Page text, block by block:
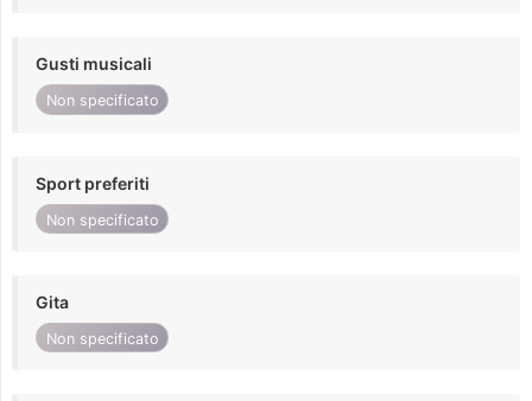
Gusti musicali
Non specificato
Sport preferiti
Non specificato
Gita
Non specificato